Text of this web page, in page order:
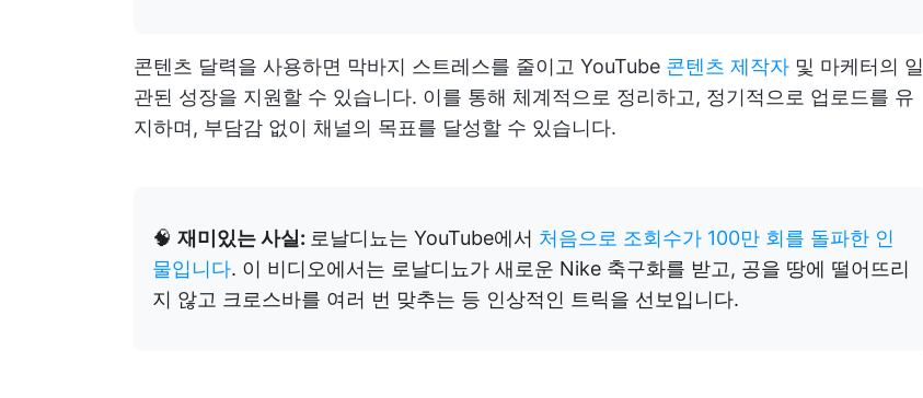
콘텐츠 달력을 사용하면 막바지 스트레스를 줄이고 YouTube 콘텐츠 제작자 및 마케터의 일
관된 성장을 지원할 수 있습니다. 이를 통해 체계적으로 정리하고, 정기적으로 업로드를 유
지하며, 부담감 없이 채널의 목표를 달성할 수 있습니다.
🧠 재미있는 사실: 로날디뇨는 YouTube에서 처음으로 조회수가 100만 회를 돌파한 인
물입니다. 이 비디오에서는 로날디뇨가 새로운 Nike 축구화를 받고, 공을 땅에 떨어뜨리
지 않고 크로스바를 여러 번 맞추는 등 인상적인 트릭을 선보입니다.